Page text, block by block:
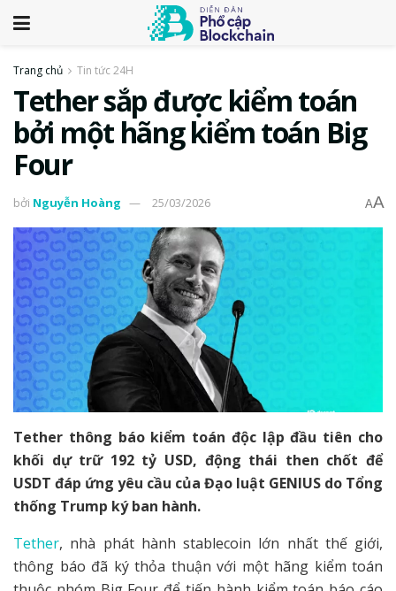
Trang chủ Tin tức 24H
Tether sắp được kiểm toán
bởi một hãng kiểm toán Big
Four
bởi Nguyễn Hoàng 25/03/2026 AA
Tether thông báo kiểm toán độc lập đầu tiên cho
khối dự trữ 192 tỷ USD, động thái then chốt để
USDT đáp ứng yêu cầu của Đạo luật GENIUS do Tổng
thống Trump ký ban hành.
Tether, nhà phát hành stablecoin lớn nhất thế giới,
thông báo đã ký thỏa thuận với một hãng kiểm toán